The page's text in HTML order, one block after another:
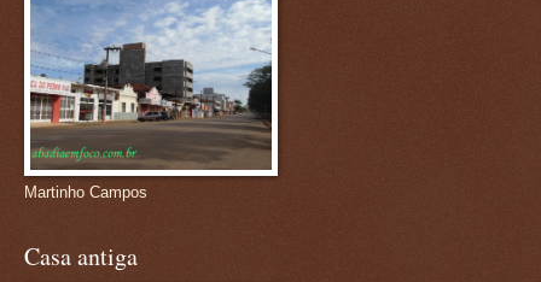
Martinho Campos
Casa antiga